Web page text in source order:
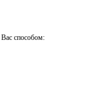
способом: